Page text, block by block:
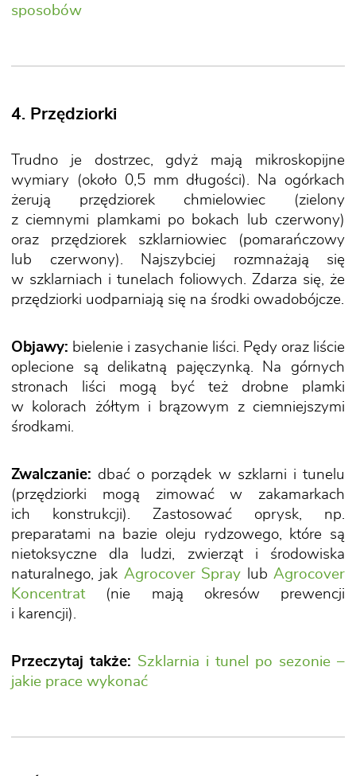
sposobów
4. Przędziorki
Trudno je dostrzec, gdyż mają mikroskopijne
wymiary (około 0,5 mm długości). Na ogórkach
żerują przędziorek chmielowiec (zielony
z ciemnymi plamkami po bokach lub czerwony)
oraz przędziorek szklarniowiec (pomarańczowy
lub czerwony). Najszybciej rozmnażają się
w szklarniach i tunelach foliowych. Zdarza się, że
przędziorki uodparniają się na środki owadobójcze.
Objawy: bielenie i zasychanie liści. Pędy oraz liście
oplecione są delikatną pajęczynką. Na górnych
stronach liści mogą być też drobne plamki
w kolorach żółtym i brązowym z ciemniejszymi
środkami.
Zwalczanie: dbać o porządek w szklarni i tunelu
(przędziorki mogą zimować w zakamarkach
ich konstrukcji). Zastosować oprysk, np.
preparatami na bazie oleju rydzowego, które są
nietoksyczne dla ludzi, zwierząt i środowiska
naturalnego, jak Agrocover Spray lubAgrocover
Koncentrat(nie mają okresów prewencji
i karencji).
Przeczytaj także: Szklarnia i tunel po sezonie –
jakie prace wykonać